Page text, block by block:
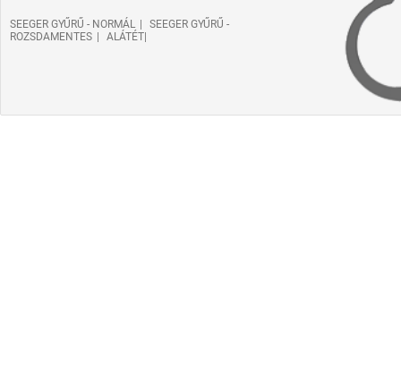
SEEGER GYŰRŰ - NORMÁL
SEEGER GYŰRŰ -
ROZSDAMENTES
ALÁTÉT